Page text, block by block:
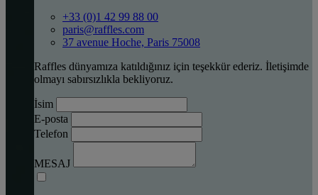
+33 (0)1 42 99 88 00
paris@raffles.com
37 avenue Hoche, Paris 75008
Raffles dünyamıza katıldığınız için teşekkür ederiz. İletişimde
olmayı sabırsızlıkla bekliyoruz.
İsim
E-posta
Telefon
MESAJ